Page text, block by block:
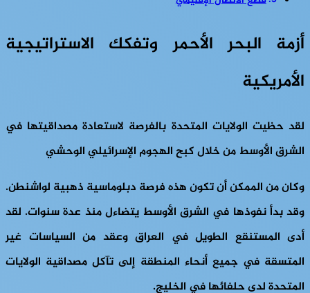
أزمة البحر الأحمر وتفكك الاستراتيجية
الأمريكية
لقد حظيت الولايات المتحدة بالفرصة لاستعادة مصداقيتها في
الشرق الأوسط من خلال كبح الهجوم الإسرائيلي الوحشي
وكان من الممكن أن تكون هذه فرصة دبلوماسية ذهبية لواشنطن.
وقد بدأ نفوذها في الشرق الأوسط يتضاءل منذ عدة سنوات. لقد
أدى المستنقع الطويل في العراق وعقد من السياسات غير
المتسقة في جميع أنحاء المنطقة إلى تآكل مصداقية الولايات
المتحدة لدى حلفائها في الخليج.